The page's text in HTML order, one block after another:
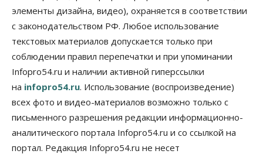
Бизнес Общество
Работодатели Новосибирска заявили в центры
занятости почти 32 тысячи вакансий
09 Августа 2026, 09:00
Спрос на машино-места в
Новосибирской области вырос в полтора раза
08 Августа 2026, 18:00
Общество
К современному юридическому образованию в
России возникает много вопросов
элементы дизайна, видео), охраняется в соответствии
с законодательством РФ. Любое использование
текстовых материалов допускается только при
соблюдении правил перепечатки и при упоминании
Infopro54.ru и наличии активной гиперссылки
на infopro54.ru. Использование (воспроизведение)
всех фото и видео-материалов возможно только с
письменного разрешения редакции информационно-
аналитического портала Infopro54.ru и со ссылкой на
портал. Редакция Infopro54.ru не несет